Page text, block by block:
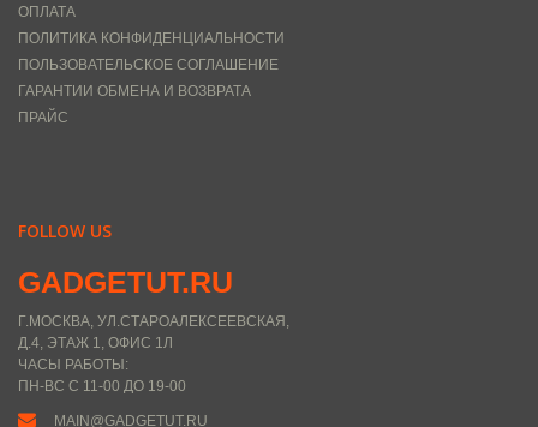
ОПЛАТА
ПОЛИТИКА КОНФИДЕНЦИАЛЬНОСТИ
ПОЛЬЗОВАТЕЛЬСКОЕ СОГЛАШЕНИЕ
ГАРАНТИИ ОБМЕНА И ВОЗВРАТА
ПРАЙС
FOLLOW US
GADGETUT.RU
Г.МОСКВА, УЛ.СТАРОАЛЕКСЕЕВСКАЯ,
Д.4, ЭТАЖ 1, ОФИС 1Л
ЧАСЫ РАБОТЫ:
ПН-ВС С 11-00 ДО 19-00
MAIN@GADGETUT.RU